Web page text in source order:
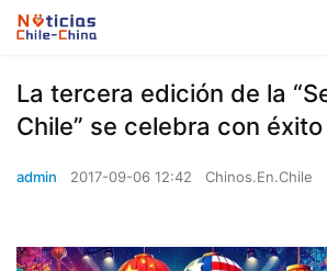
La tercera edición de la
Chile” se celebra con
admin 2017-09-06 12:42 Chinos.En.Chile